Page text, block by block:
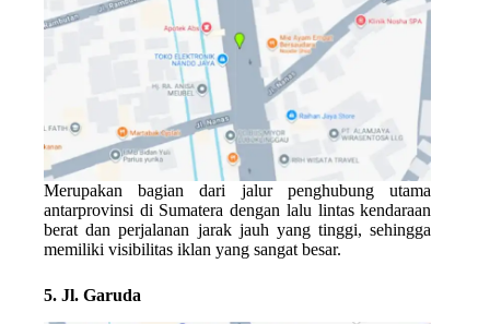
Merupakan bagian dari jalur penghubung utama
antarprovinsi di Sumatera dengan lalu lintas kendaraan
berat dan perjalanan jarak jauh yang tinggi, sehingga
memiliki visibilitas iklan yang sangat besar.
5. Jl. Garuda